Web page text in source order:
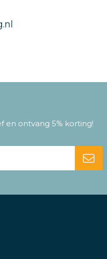
en ontvang 5% korting!